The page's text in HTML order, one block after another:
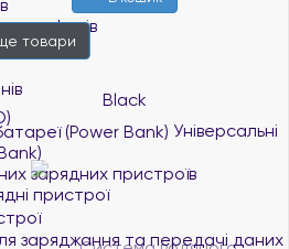
Універсальні
зарядних пристроїв
пристрої
товари